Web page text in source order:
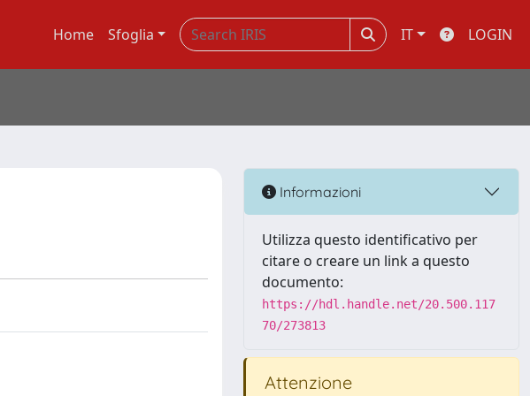
Home Sfoglia IT LOGIN
Informazioni
Utilizza questo identificativo per
citare o creare un link a questo
documento:
https://hdl.handle.net/20.500.117
70/273813
Attenzione